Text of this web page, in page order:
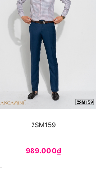
2SM159
989.000₫